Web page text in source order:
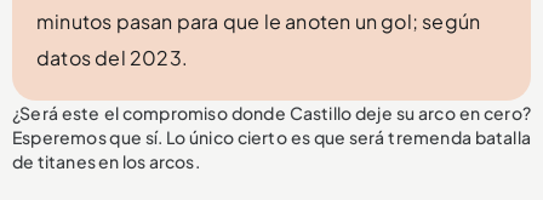
minutos pasan para que le anoten un gol; según
datos del 2023.
¿Será este el compromiso donde Castillo deje su arco en cero?
Esperemos que sí. Lo único cierto es que será tremenda batalla
de titanes en los arcos.